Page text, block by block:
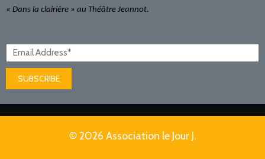
« Dans la clairière » au Théâtre Jeannot.
SUBSCRIBE
© 2026 Association le Jour J.